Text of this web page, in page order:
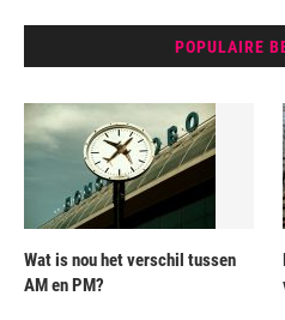
POPULAIRE
Wat is nou het verschil tussen
AM en PM?